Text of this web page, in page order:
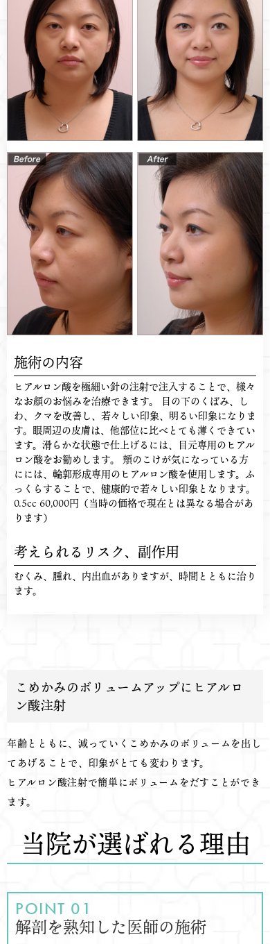
施術の内容
ヒアルロン酸を極細い針の注射で注入することで、様々
なお顔のお悩みを治療できます。 目の下のくぼみ、し
わ、クマを改善し、若々しい印象、明るい印象になりま
す。眼周辺の皮膚は、他部位に比べとても薄くできてい
ます。滑らかな状態で仕上げるには、目元専用のヒアル
ロン酸をお勧めします。 頬のこけが気になっている方
にには、輪郭形成専用のヒアルロン酸を使用します。ふ
っくらすることで、健康的で若々しい印象となります。
0.5cc 60,000円（当時の価格で現在とは異なる場合があ
ります）
考えられるリスク、 副作用
むくみ、腫れ、内出血がありますが、時間とともに治り
ます。
こめかみのボリュームアップにヒアルロ
ン酸注射
年齢とともに、減っていくこめかみのボリュームを出し
てあげることで、印象がとても変わります。
ヒアルロン酸注射で簡単にボリュームをだすことができ
ます。
当院が選ばれる理由
解剖を熟知した医師の施術